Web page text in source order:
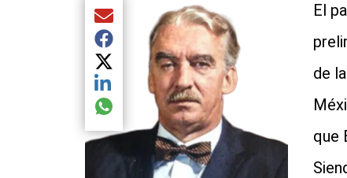
Compartir el artículo actual mediante Email
Compartir el artículo actual mediante Facebook
Compartir el artículo actual mediante Twitter
Compartir el artículo actual mediante LinkedIn
Compartir el artículo actual mediante
El
de
que